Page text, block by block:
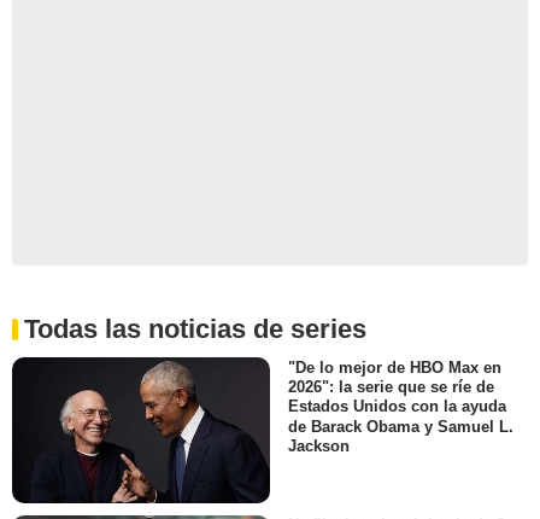
Todas las noticias de series
"De lo mejor de HBO Max en
2026": la serie que se ríe de
Estados Unidos con la ayuda
de Barack Obama y Samuel L.
Jackson